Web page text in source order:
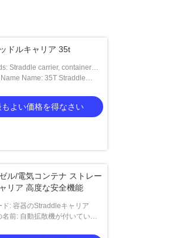
ドルキャリア 35t
Straddle carrier, container
carrier, container straddle,
handling container,
straddle
Name: 35T Straddle
もよい価格を得なさい
ル/電気コンテナ ストレー
リア 高度な安全機能
ド: 容器のStraddleキャリア
名前: 自動拡散機が付いている